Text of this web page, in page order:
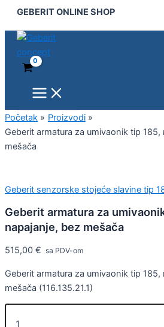
Pređi
sadržaj
GEBERIT ONLINE SHOP
Menu
Početak
Proizvodi
Geberit armatura za umivaonik tip
mešača
Geberit senzorske stojeće slavine tip
Geberit armatura za
napajanje, bez mešača
515,00 € sa PDV-om
Geberit armatura za umivaonik tip
mešača (116.135.21.1)
armatura
za
umivaonik
napajanje,
mešača
količina